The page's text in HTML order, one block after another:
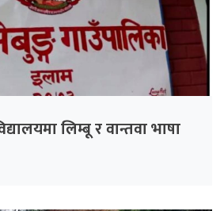
लिम्बू र वान्तवा भाषा